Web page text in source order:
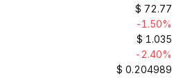
$ 72.77
-1.50%
$ 1.035
-2.40%
$ 0.204989